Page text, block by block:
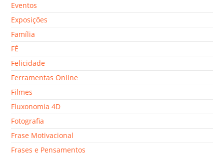
Eventos
Exposições
Família
FÉ
Felicidade
Ferramentas Online
Filmes
Fluxonomia 4D
Fotografia
Frase Motivacional
Frases e Pensamentos